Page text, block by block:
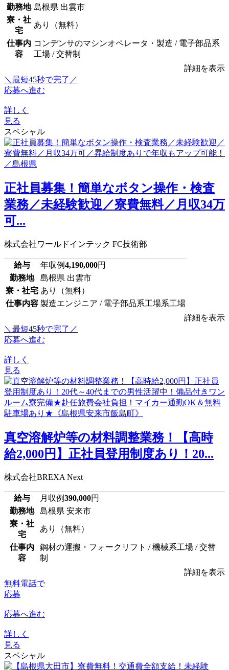
勤務地 島根県 出雲市
寮・社
宅
あり（無料）
仕事内
容
コンデンサのマシンオペレータ・製造 / 電子部品系
工場 / 交替制
詳細を表示
＼最短45秒で完了／
応募へ進む
詳しく
見る
スペシャル
正社員募集！簡単なボタン操作・検査
業務／未経験歓迎／寮費無料／月収34万
可...
株式会社ワールドインテック FC技術部
給与 年収例4,190,000円
勤務地
島根県 出雲市
寮・社宅 あり（無料）
仕事内容 製造エンジニア / 電子部品系工場系工場
詳細を表示
＼最短45秒で完了／
応募へ進む
詳しく
見る
真空溶解炉等の材料調整業務！【高時
給2,000円】正社員登用制度あり！20...
株式会社BREXA Next
給与 月収例390,000円
勤務地
島根県 安来市
寮・社
宅
あり（無料）
仕事内
容
鋼材の運搬・フォークリフト / 機械系工場 / 交替
制
詳細を表示
無料電話で
応募
応募へ進む
詳しく
見る
スペシャル